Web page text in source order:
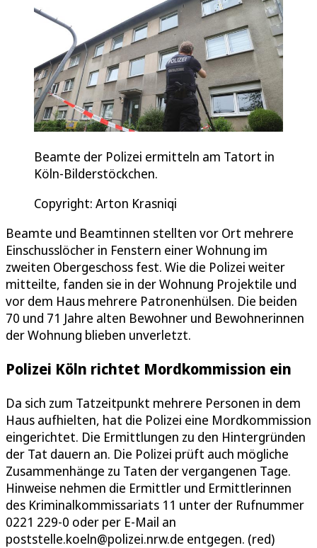
Beamte der Polizei ermitteln am Tatort in
Köln-Bilderstöckchen.
Copyright: Arton Krasniqi
Beamte und Beamtinnen stellten vor Ort mehrere
Einschusslöcher in Fenstern einer Wohnung im
zweiten Obergeschoss fest. Wie die Polizei weiter
mitteilte, fanden sie in der Wohnung Projektile und
vor dem Haus mehrere Patronenhülsen. Die beiden
70 und 71 Jahre alten Bewohner und Bewohnerinnen
der Wohnung blieben unverletzt.
Polizei Köln richtet Mordkommission ein
Da sich zum Tatzeitpunkt mehrere Personen in dem
Haus aufhielten, hat die Polizei eine Mordkommission
eingerichtet. Die Ermittlungen zu den Hintergründen
der Tat dauern an. Die Polizei prüft auch mögliche
Zusammenhänge zu Taten der vergangenen Tage.
Hinweise nehmen die Ermittler und Ermittlerinnen
des Kriminalkommissariats 11 unter der Rufnummer
0221 229-0 oder per E-Mail an
poststelle.koeln@polizei.nrw.de entgegen. (red)